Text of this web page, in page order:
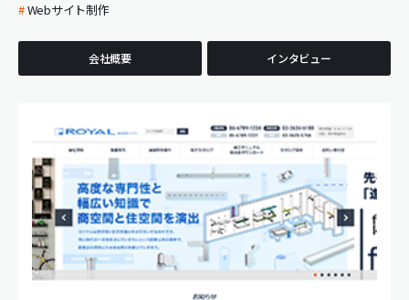
Webサイト制作
会社概要 インタビュー